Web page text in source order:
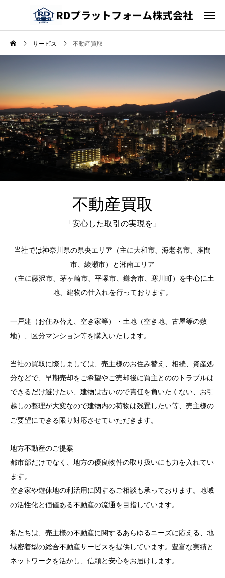
サービス 不動産買取
不動産買取
「安心した取引の実現を」
当社では神奈川県の県央エリア（主に大和市、海老名市、座間
市、綾瀬市）と湘南エリア
（主に藤沢市、茅ヶ崎市、平塚市、鎌倉市、寒川町）を中心に土
地、建物の仕入れを行っております。
一戸建（お住み替え、空き家等）・土地（空き地、古屋等の敷
地）、区分マンション等を購入いたします。
当社の買取に際しましては、売主様のお住み替え、相続、資産処
分などで、早期売却をご希望やご売却後に買主とののトラブルは
できるだけ避けたい、建物は古いので責任を負いたくない、お引
越しの整理が大変なので建物内の荷物は残置したい等、売主様の
ご要望にできる限り対応させていただきます。
地方不動産のご提案
都市部だけでなく、地方の優良物件の取り扱いにも力を入れてい
ます。
空き家や遊休地の利活用に関するご相談も承っております。地域
の活性化と価値ある不動産の流通を目指しています。
私たちは、売主様の不動産に関するあらゆるニーズに応える、地
域密着型の総合不動産サービスを提供しています。豊富な実績と
ネットワークを活かし、信頼と安心をお届けします。